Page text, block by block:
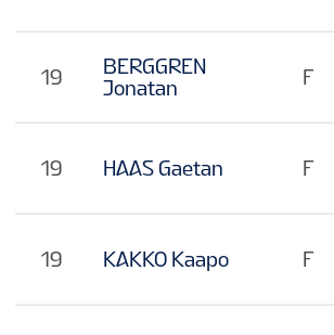
19
BERGGREN
Jonatan
19 HAAS Gaetan
19 KAKKO Kaapo
F
F
F